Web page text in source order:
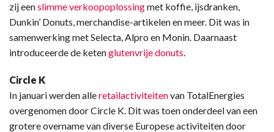
zij eenslimme verkoopoplossingmet koffie, ijsdranken,
Dunkin’ Donuts, merchandise-artikelen en meer. Dit was in
samenwerking met Selecta, Alpro en Monin. Daarnaast
introduceerde de ketenglutenvrije donuts.
Circle K
In januari werden alleretailactiviteitenvan TotalEnergies
overgenomen door Circle K. Dit was toen onderdeel van een
grotere overname van diverse Europese activiteiten door